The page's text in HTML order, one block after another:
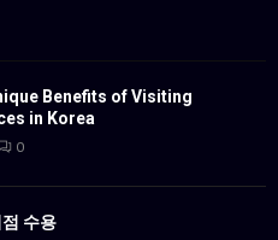
Benefits of Visiting
in Korea
0
수용